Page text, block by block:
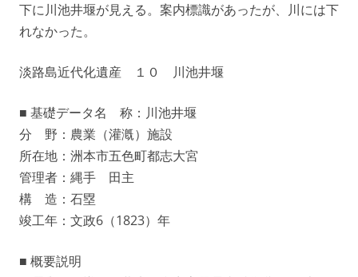
下に川池井堰が見える。案内標識があったが、川には下
れなかった。
淡路島近代化遺産 １０ 川池井堰
■ 基礎データ名 称：川池井堰
分 野：農業（灌漑）施設
所在地：洲本市五色町都志大宮
管理者：縄手 田主
構 造：石塁
竣工年：文政6（1823）年
■ 概要説明